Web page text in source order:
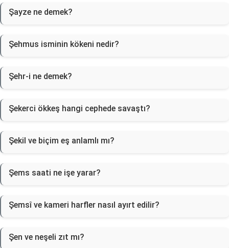
Şayze ne demek?
Şehmus isminin kökeni nedir?
Şehr-i ne demek?
Şekerci ökkeş hangi cephede savaştı?
Şekil ve biçim eş anlamlı mı?
Şems saati ne işe yarar?
Şemsî ve kameri harfler nasıl ayırt edilir?
Şen ve neşeli zıt mı?